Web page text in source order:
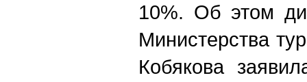
10%. Об этом
Министерства
Кобякова